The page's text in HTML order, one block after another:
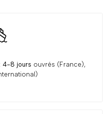
4-8 jours ouvrés (France),